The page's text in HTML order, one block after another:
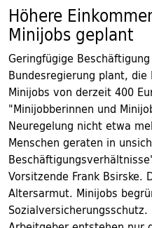
Höhere
Minijobs geplant
Geringfügige
Bundesregierung plant,
Minijobs von derzeit 400
"Minijobberinnen und
Neuregelung nicht etwa
Menschen geraten in
Vorsitzende Frank Bsirske.
Altersarmut. Minijobs